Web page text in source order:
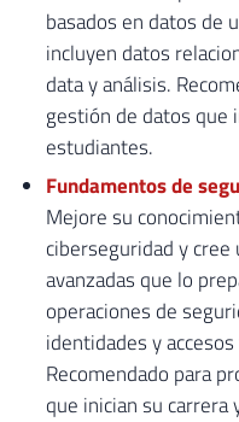
basados ​​en datos de
incluyen datos
data y análisis.
gestión de datos que
estudiantes.
Fundamentos de
Mejore su
ciberseguridad y
avanzadas que lo
operaciones de
identidades y
Recomendado para
que inician su